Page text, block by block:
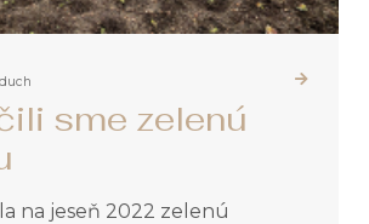
sme zelenú
na jeseň 2022 zelenú